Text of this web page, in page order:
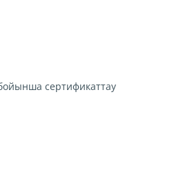
сертификаттау